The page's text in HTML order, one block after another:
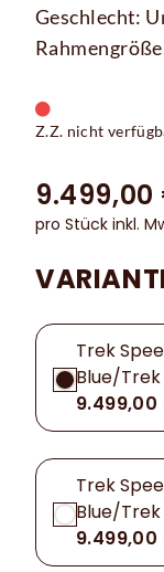
Geschlecht:
Z.Z. nicht
9.499,00
pro Stück inkl.
Trek
Blue/
9.499,00
Trek
Blue/
9.499,00